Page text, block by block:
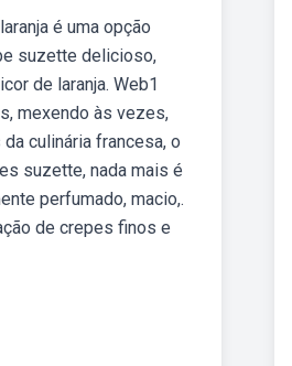
é uma opção
suzette delicioso,
de laranja. Web1
mexendo às vezes,
culinária francesa, o
suzette, nada mais é
perfumado, macio,.
de crepes finos e